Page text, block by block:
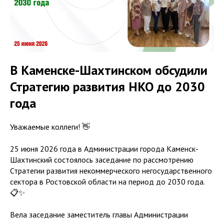
В Каменске-Шахтинском обсудили
Стратегию развития НКО до 2030
года
Уважаемые коллеги! 👋
25 июня 2026 года в Администрации города Каменск-
Шахтинский состоялось заседание по рассмотрению
Стратегии развития некоммерческого негосударственного
сектора в Ростовской области на период до 2030 года.
📋✨
Вела заседание заместитель главы Администрации